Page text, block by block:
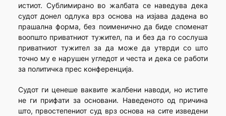
истиот. Сублимирано во жалбата се наведува дека
судот донел одлука врз основа на изјава дадена во
прашална форма, без поименично да биде споменат
воопшто приватниот тужител, па и без да го сослуша
приватниот тужител за да може да утврди со што
точно му е нарушен угледот и честа и дека се работи
за политичка прес конференција.
Судот ги ценеше ваквите жалбени наводи, но истите
не ги прифати за основани. Наведеното од причина
што, првостепениот суд врз основа на сите изведени